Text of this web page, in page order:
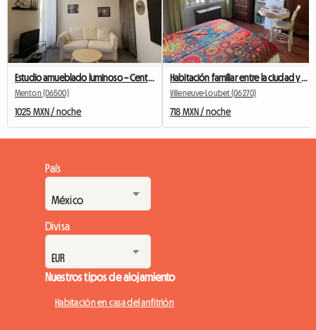
Estudio amueblado luminoso – Centro de Menton – A pie de estación y playa
Menton (06500)
1025 MXN / noche
Villeneuve-Loubet (06270)
718 MXN / noche
País
Divisa
Nuestros tipos de alojamiento
Habitación en casa del anfitrión